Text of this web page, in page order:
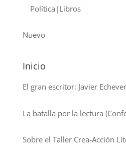
Política|Libros
Nuevo
Inicio
El gran escritor: Javier
La batalla por la lectura
Sobre el Taller Crea-Acción